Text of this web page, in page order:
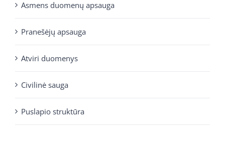
Asmens duomenų apsauga
Pranešėjų apsauga
Atviri duomenys
Civilinė sauga
Puslapio struktūra